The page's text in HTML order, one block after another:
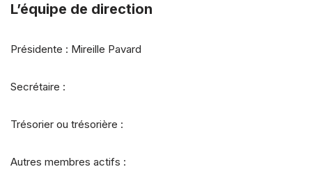
L’équipe de direction
Présidente : Mireille Pavard
Secrétaire :
Trésorier ou trésorière :
Autres membres actifs :